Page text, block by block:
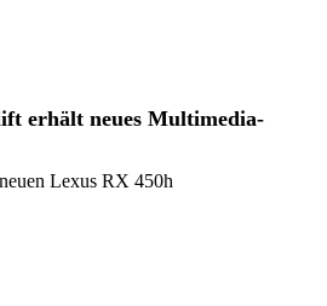
erhält neues Multimedia-